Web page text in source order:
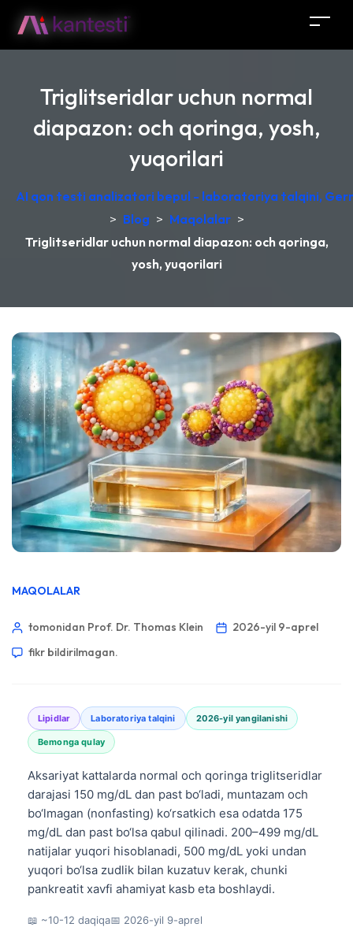
Triglitseridlar uchun normal
diapazon: och qoringa, yosh,
yuqorilari
AI qon testi analizatori bepul - laboratoriya talqini,
> Blog > Maqolalar >
Triglitseridlar uchun normal diapazon: och qoringa,
yosh, yuqorilari
MAQOLALAR
tomonidan Prof. Dr. Thomas Klein
2026-yil 9-aprel
fikr bildirilmagan.
Lipidlar Laboratoriya talqini 2026-yil yangilanishi
Bemonga qulay
Aksariyat kattalarda normal och qoringa triglitseridlar
darajasi 150 mg/dL dan past bo‘ladi, muntazam och
bo‘lmagan (nonfasting) ko‘rsatkich esa odatda 175
mg/dL dan past bo‘lsa qabul qilinadi. 200–499 mg/dL
natijalar yuqori hisoblanadi, 500 mg/dL yoki undan
yuqori bo‘lsa zudlik bilan kuzatuv kerak, chunki
pankreatit xavfi ahamiyat kasb eta boshlaydi.
📖 ~10-12 daqiqa📅 2026-yil 9-aprel